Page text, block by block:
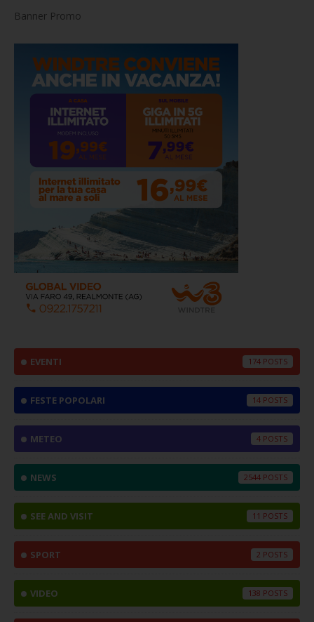
Banner Promo
EVENTI 174
FESTE POPOLARI 14
METEO 4
NEWS 2544
SEE AND VISIT 11
SPORT 2
VIDEO 138